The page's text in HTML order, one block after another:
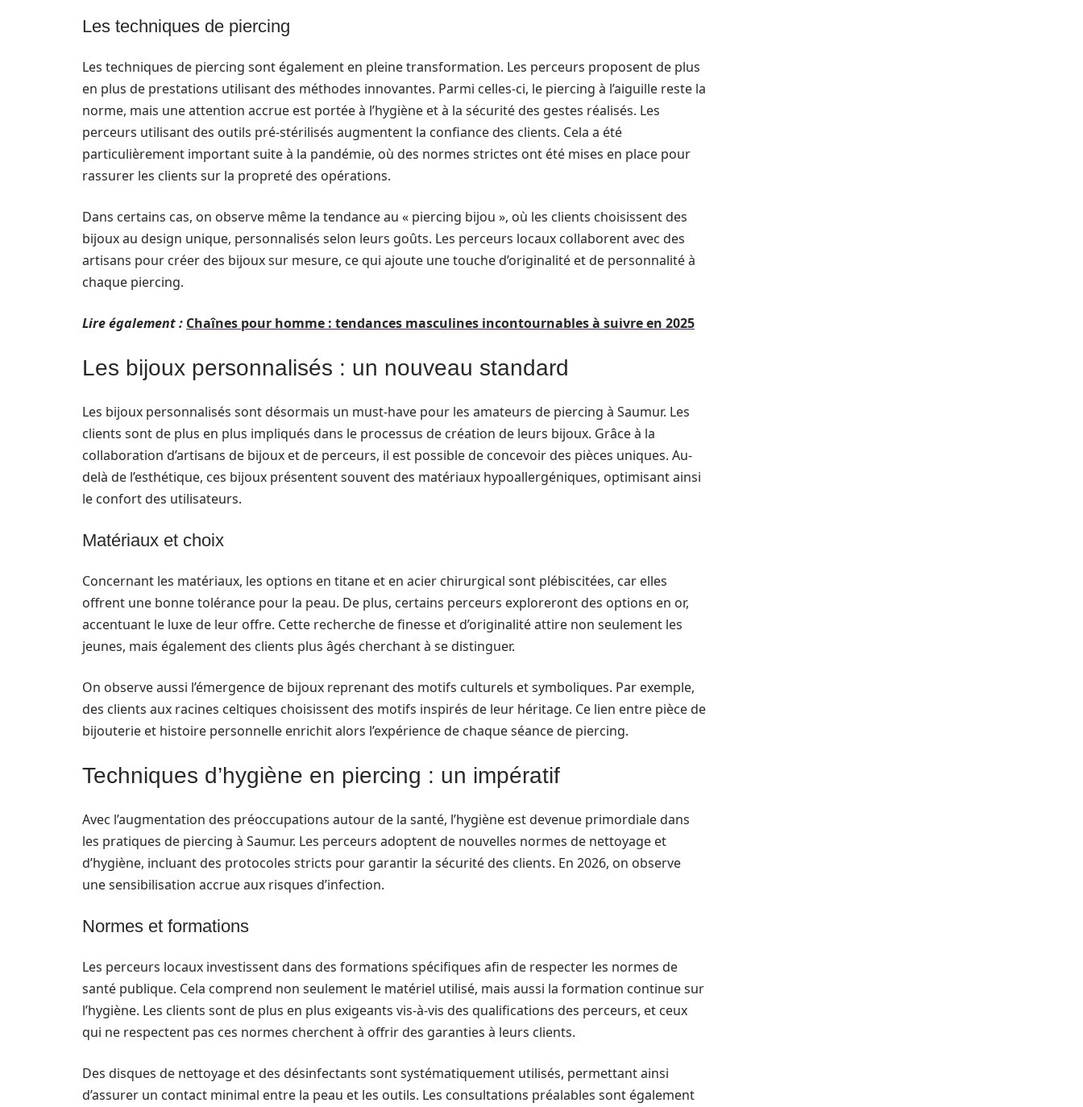
Les techniques de piercing
Les techniques de piercing sont également en pleine transformation. Les perceurs proposent de plus
en plus de prestations utilisant des méthodes innovantes. Parmi celles-ci, le piercing à l’aiguille reste la
norme, mais une attention accrue est portée à l’hygiène et à la sécurité des gestes réalisés. Les
perceurs utilisant des outils pré-stérilisés augmentent la confiance des clients. Cela a été
particulièrement important suite à la pandémie, où des normes strictes ont été mises en place pour
rassurer les clients sur la propreté des opérations.
Dans certains cas, on observe même la tendance au « piercing bijou », où les clients choisissent des
bijoux au design unique, personnalisés selon leurs goûts. Les perceurs locaux collaborent avec des
artisans pour créer des bijoux sur mesure, ce qui ajoute une touche d’originalité et de personnalité à
chaque piercing.
Lire également : Chaînes pour homme : tendances masculines incontournables à suivre en 2025
Les bijoux personnalisés : un nouveau standard
Les bijoux personnalisés sont désormais un must-have pour les amateurs de piercing à Saumur. Les
clients sont de plus en plus impliqués dans le processus de création de leurs bijoux. Grâce à la
collaboration d’artisans de bijoux et de perceurs, il est possible de concevoir des pièces uniques. Au-
delà de l’esthétique, ces bijoux présentent souvent des matériaux hypoallergéniques, optimisant ainsi
le confort des utilisateurs.
Matériaux et choix
Concernant les matériaux, les options en titane et en acier chirurgical sont plébiscitées, car elles
offrent une bonne tolérance pour la peau. De plus, certains perceurs exploreront des options en or,
accentuant le luxe de leur offre. Cette recherche de finesse et d’originalité attire non seulement les
jeunes, mais également des clients plus âgés cherchant à se distinguer.
On observe aussi l’émergence de bijoux reprenant des motifs culturels et symboliques. Par exemple,
des clients aux racines celtiques choisissent des motifs inspirés de leur héritage. Ce lien entre pièce de
bijouterie et histoire personnelle enrichit alors l’expérience de chaque séance de piercing.
Techniques d’hygiène en piercing : un impératif
Avec l’augmentation des préoccupations autour de la santé, l’hygiène est devenue primordiale dans
les pratiques de piercing à Saumur. Les perceurs adoptent de nouvelles normes de nettoyage et
d’hygiène, incluant des protocoles stricts pour garantir la sécurité des clients. En 2026, on observe
une sensibilisation accrue aux risques d’infection.
Normes et formations
Les perceurs locaux investissent dans des formations spécifiques afin de respecter les normes de
santé publique. Cela comprend non seulement le matériel utilisé, mais aussi la formation continue sur
l’hygiène. Les clients sont de plus en plus exigeants vis-à-vis des qualifications des perceurs, et ceux
qui ne respectent pas ces normes cherchent à offrir des garanties à leurs clients.
Des disques de nettoyage et des désinfectants sont systématiquement utilisés, permettant ainsi
d’assurer un contact minimal entre la peau et les outils. Les consultations préalables sont également